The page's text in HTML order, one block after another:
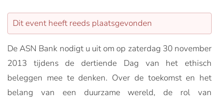
Dit event heeft reeds plaatsgevonden
De ASN Bank nodigt u uit om op zaterdag 30 november
2013 tijdens de dertiende Dag van het ethisch
beleggen mee te denken. Over de toekomst en het
belang van een duurzame wereld, de rol van